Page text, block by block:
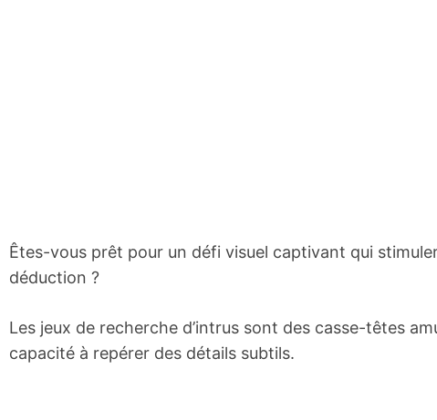
Êtes-vous prêt pour un défi visuel captivant qui
déduction ?
Les jeux de recherche d’intrus sont des casse-têtes
capacité à repérer des détails subtils.